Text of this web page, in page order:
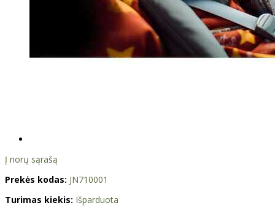
Į norų sąrašą
Prekės kodas: JN710001
Turimas kiekis: Išparduota